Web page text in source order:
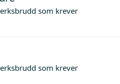
som krever
som krever